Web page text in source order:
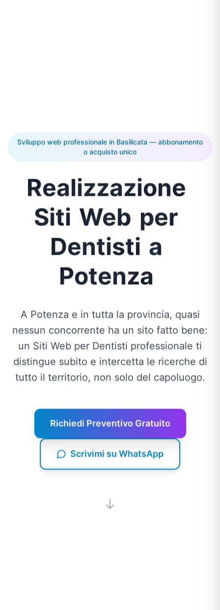
Sviluppo web professionale in Basilicata — abbonamento
o acquisto unico
Realizzazione
Siti Web per
Dentisti a
Potenza
A Potenza e in tutta la provincia, quasi
nessun concorrente ha un sito fatto bene:
un Siti Web per Dentisti professionale ti
distingue subito e intercetta le ricerche di
tutto il territorio, non solo del capoluogo.
Richiedi Preventivo Gratuito
Scrivimi su WhatsApp